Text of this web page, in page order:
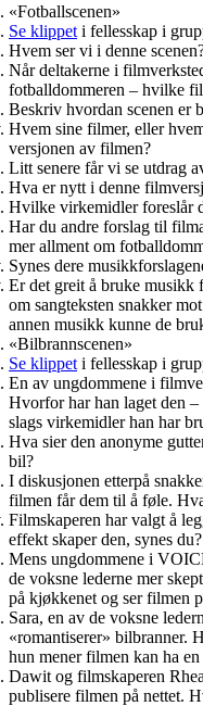
«Fotballscenen»
Se klippet i fellesskap i
Hvem ser vi i denne
Når deltakerne i
fotballdommeren – hvilke
Beskriv hvordan scenen er
Hvem sine filmer, eller
versjonen av filmen?
Litt senere får vi se utdrag
Hva er nytt i denne
Hvilke virkemidler foreslår
Har du andre forslag til
mer allment om
Synes dere
Er det greit å bruke musikk
om sangteksten snakker
annen musikk kunne de
«Bilbrannscenen»
Se klippet i fellesskap i
En av ungdommene i
Hvorfor har han laget den
slags virkemidler han har
Hva sier den anonyme
bil?
I diskusjonen etterpå
filmen får dem til å føle.
Filmskaperen har valgt å
effekt skaper den, synes du?
Mens ungdommene i
de voksne lederne mer
på kjøkkenet og ser filmen
Sara, en av de voksne
«romantiserer» bilbranner.
hun mener filmen kan ha
Dawit og filmskaperen
publisere filmen på nettet.